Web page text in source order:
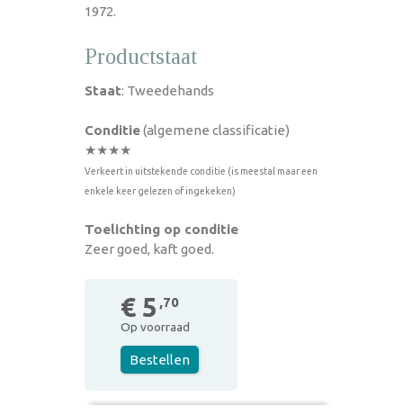
1972.
Productstaat
Staat: Tweedehands
Conditie(algemene classificatie)
★★★★
Verkeert in uitstekende conditie (is meestal maar een
enkele keer gelezen of ingekeken)
Toelichting op conditie
Zeer goed, kaft goed.
€ 5 ,70
Op voorraad
Bestellen